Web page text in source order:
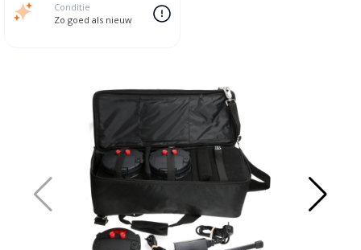
Conditie
Zo goed als nieuw